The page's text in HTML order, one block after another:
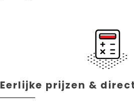
Eerlijke prijzen &